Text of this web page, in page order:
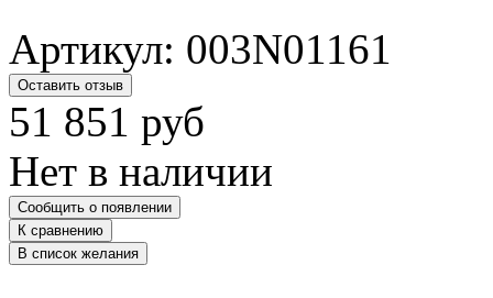
Артикул: 003N01161
Оставить отзыв
51 851 руб
Нет в наличии
Сообщить о появлении
К сравнению
В список желания